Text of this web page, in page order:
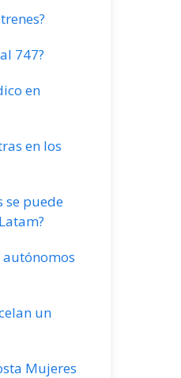
747?
en
en los
se puede
autónomos
un
Mujeres